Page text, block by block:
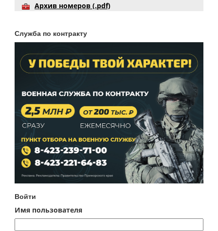
Архив номеров (.pdf)
Служба по контракту
Войти
Имя пользователя